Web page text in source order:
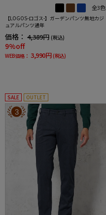
全3色
【LOGOS-ロゴス-】ガーデンパンツ無地カジ
ュアルパンツ通年
価格： 4,389円 (税込)
9%off
WEB価格： 3,990円 (税込)
SALE OUTLET
3